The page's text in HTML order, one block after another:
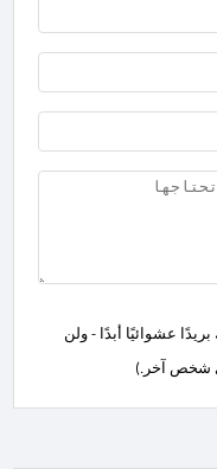
عشوائيًا أبدًا - ولن
أي شخص آخر.)